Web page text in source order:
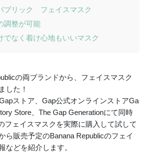
ブリック フェイスマスク
調整が可能
でなく着け心地もいいマスク
の両ブランドから、フェイスマスク
した！
ストア、Gap公式オンラインストアGa
Store、The Gap Generationにて同時
フェイスマスクを実際に購入して試して
販売予定のBanana Republicのフェイ
などを紹介します。